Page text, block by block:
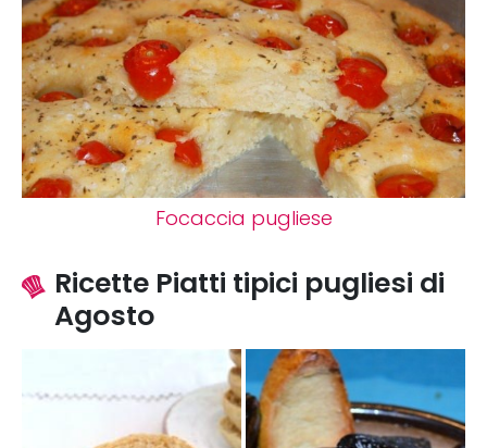
Focaccia pugliese
Ricette Piatti tipici pugliesi di
Agosto